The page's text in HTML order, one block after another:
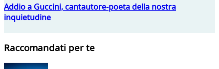
Addio a Guccini, cantautore-poeta della nostra
inquietudine
Raccomandati per te